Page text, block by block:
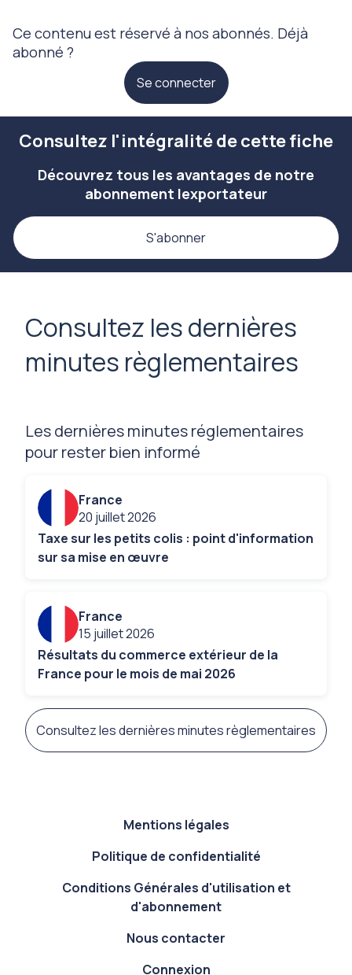
Ce contenu est réservé à nos abonnés. Déjà
abonné ?
Se connecter
Consultez l'intégralité de cette fiche
Découvrez tous les avantages de notre
abonnement lexportateur
S'abonner
Consultez les dernières
minutes règlementaires
Les dernières minutes réglementaires
pour rester bien informé
France
20 juillet 2026
Taxe sur les petits colis : point d'information
sur sa mise en œuvre
France
15 juillet 2026
Résultats du commerce extérieur de la
France pour le mois de mai 2026
Consultez les dernières minutes règlementaires
Footer Exportateur
Mentions légales
Politique de confidentialité
Conditions Générales d'utilisation et
d'abonnement
Nous contacter
Connexion